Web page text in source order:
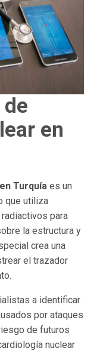
en
Turquía es un
que utiliza
para
la estructura y
crea una
el trazador
a identificar
por ataques
de futuros
nuclear